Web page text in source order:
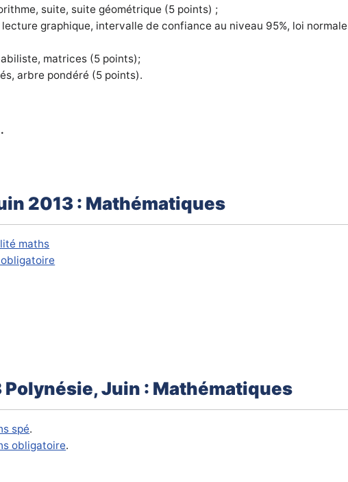
suite, suite géométrique (5 points) ;
graphique, intervalle de confiance au niveau 95%, loi normale
matrices (5 points);
arbre pondéré (5 points).
2013 : Mathématiques
maths
Polynésie, Juin : Mathématiques
spé.
obligatoire.